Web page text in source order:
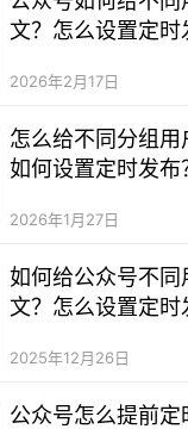
文？怎么设置定时
2026年2月17日
怎么给不同分组用
如何设置定时发布
2026年1月27日
如何给公众号不同
文？怎么设置定时
2025年12月26日
公众号怎么提前定